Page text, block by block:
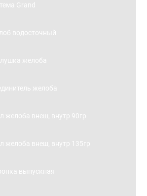
Grand
водосточный
желоба
желоба
желоба внеш, внутр 90гр
желоба внеш, внутр 135гр
выпускная